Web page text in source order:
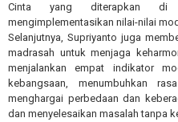
Cinta yang diterapkan di
mengimplementasikan nilai-nilai
Selanjutnya, Supriyanto juga
madrasah untuk menjaga
menjalankan empat indikator
kebangsaan, menumbuhkan
menghargai perbedaan dan
dan menyelesaikan masalah tanpa